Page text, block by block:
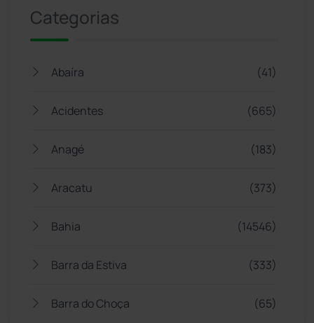
Categorias
Abaíra (41)
Acidentes (665)
Anagé (183)
Aracatu (373)
Bahia (14546)
Barra da Estiva (333)
Barra do Choça (65)